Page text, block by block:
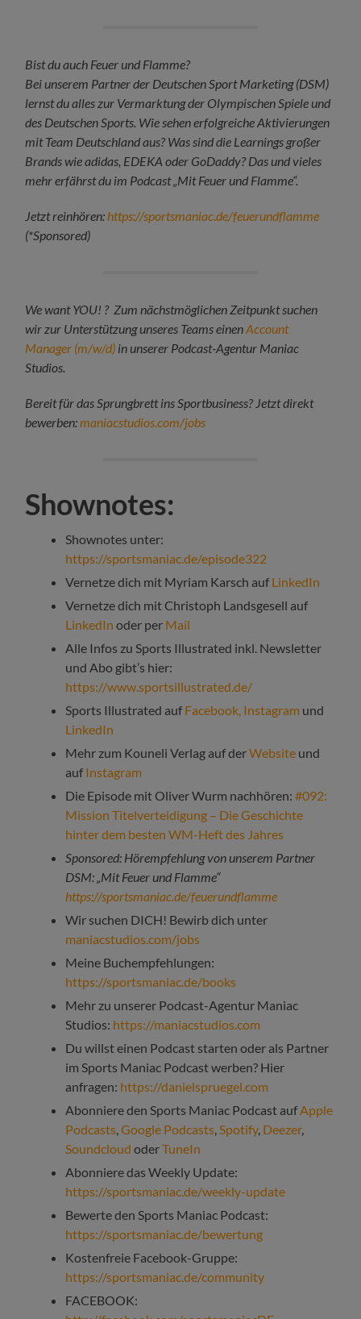
Bist du auch Feuer und Flamme?
Bei unserem Partner der Deutschen Sport Marketing (DSM)
lernst du alles zur Vermarktung der Olympischen Spiele und
des Deutschen Sports. Wie sehen erfolgreiche Aktivierungen
mit Team Deutschland aus? Was sind die Learnings großer
Brands wie adidas, EDEKA oder GoDaddy? Das und vieles
mehr erfährst du im Podcast „Mit Feuer und Flamme“.
Jetzt reinhören: https://sportsmaniac.de/feuerundflamme
(*Sponsored)
We want YOU! ? Zum nächstmöglichen Zeitpunkt suchen
wir zur Unterstützung unseres Teams einenAccount
Manager (m/w/d) in unserer Podcast-Agentur Maniac
Studios.
Bereit für das Sprungbrett ins Sportbusiness? Jetzt direkt
bewerben:maniacstudios.com/jobs
Shownotes:
Shownotes unter:
https://sportsmaniac.de/episode322
Vernetze dich mit Myriam Karsch auf LinkedIn
Vernetze dich mit Christoph Landsgesell auf
LinkedIn oder per Mail
Alle Infos zu Sports Illustrated inkl. Newsletter
und Abo gibt’s hier:
https://www.sportsillustrated.de/
Sports Illustrated auf Facebook, Instagram und
LinkedIn
Mehr zum Kouneli Verlag auf derWebsite und
auf Instagram
Die Episode mit Oliver Wurm nachhören:#092:
Mission Titelverteidigung – Die Geschichte
hinter dem besten WM-Heft des Jahres
Sponsored: Hörempfehlung von unserem Partner
DSM: „Mit Feuer und Flamme“
https://sportsmaniac.de/feuerundflamme
Wir suchen DICH! Bewirb dich unter
maniacstudios.com/jobs
Meine Buchempfehlungen:
https://sportsmaniac.de/books
Mehr zu unserer Podcast-Agentur Maniac
Studios: https://maniacstudios.com
Du willst einen Podcast starten oder als Partner
im Sports Maniac Podcast werben? Hier
anfragen: https://danielspruegel.com
Abonniere den Sports Maniac Podcast aufApple
Podcasts,Google Podcasts,Spotify, Deezer,
Soundcloud oderTuneIn
Abonniere das Weekly Update:
https://sportsmaniac.de/weekly-update
Bewerte den Sports Maniac Podcast:
https://sportsmaniac.de/bewertung
Kostenfreie Facebook-Gruppe:
https://sportsmaniac.de/community
FACEBOOK: